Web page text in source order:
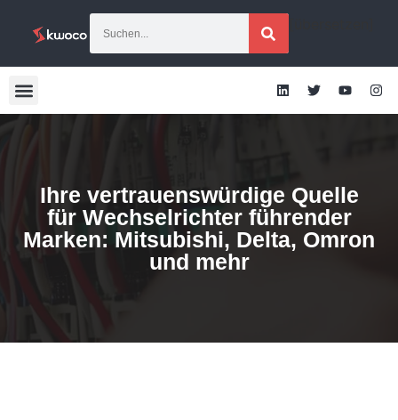
Ihre vertrauenswürdige Quelle
für Wechselrichter führender
Marken: Mitsubishi, Delta, Omron
und mehr